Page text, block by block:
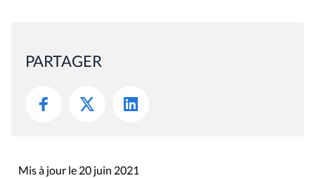
PARTAGER
Mis à jour le 20 juin 2021